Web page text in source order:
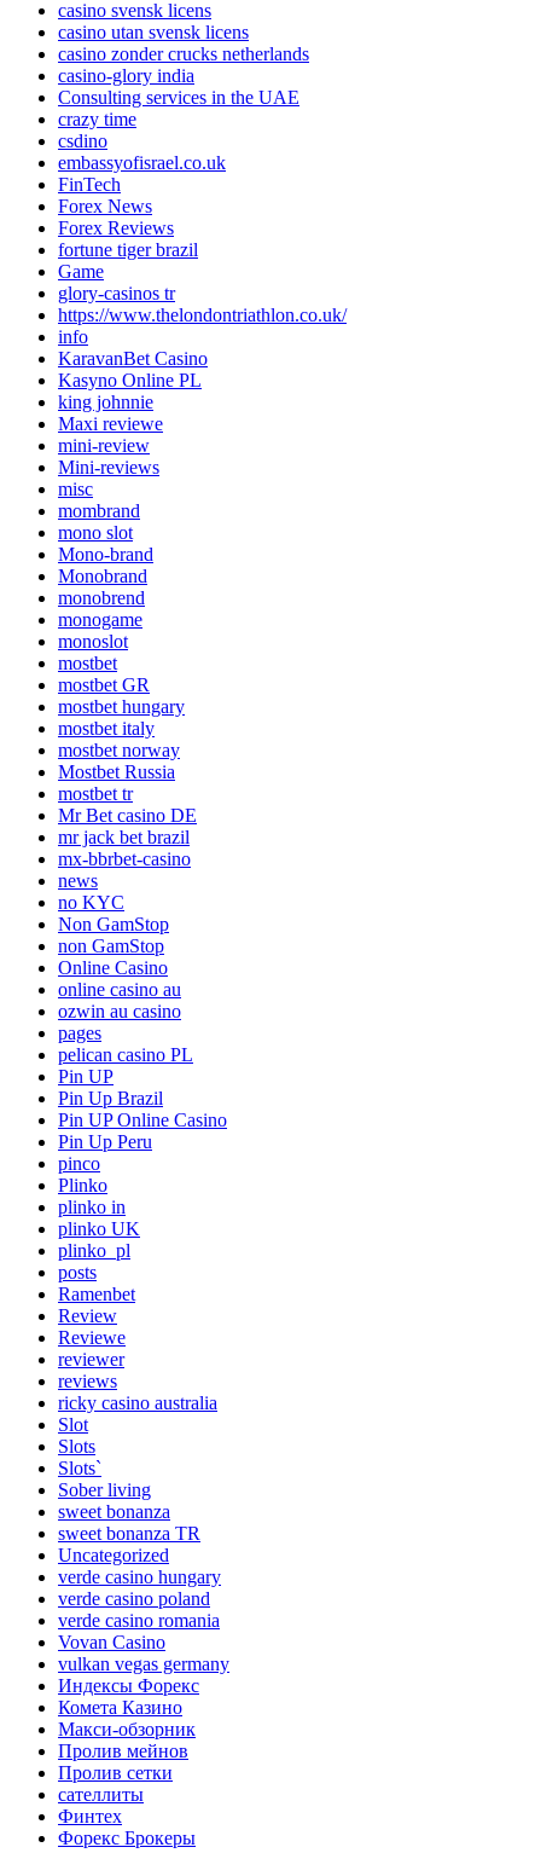
casino svensk licens
casino utan svensk licens
casino zonder crucks netherlands
casino-glory india
Consulting services in the UAE
crazy time
csdino
embassyofisrael.co.uk
FinTech
Forex News
Forex Reviews
fortune tiger brazil
Game
glory-casinos tr
https://www.thelondontriathlon.co.uk/
info
KaravanBet Casino
Kasyno Online PL
king johnnie
Maxi reviewe
mini-review
Mini-reviews
misc
mombrand
mono slot
Mono-brand
Monobrand
monobrend
monogame
monoslot
mostbet
mostbet GR
mostbet hungary
mostbet italy
mostbet norway
Mostbet Russia
mostbet tr
Mr Bet casino DE
mr jack bet brazil
mx-bbrbet-casino
news
no KYC
Non GamStop
non GamStop
Online Casino
online casino au
ozwin au casino
pages
pelican casino PL
Pin UP
Pin Up Brazil
Pin UP Online Casino
Pin Up Peru
pinco
Plinko
plinko in
plinko UK
plinko_pl
posts
Ramenbet
Review
Reviewe
reviewer
reviews
ricky casino australia
Slot
Slots
Slots`
Sober living
sweet bonanza
sweet bonanza TR
Uncategorized
verde casino hungary
verde casino poland
verde casino romania
Vovan Casino
vulkan vegas germany
Индексы Форекс
Комета Казино
Макси-обзорник
Пролив мейнов
Пролив сетки
сателлиты
Финтех
Форекс Брокеры